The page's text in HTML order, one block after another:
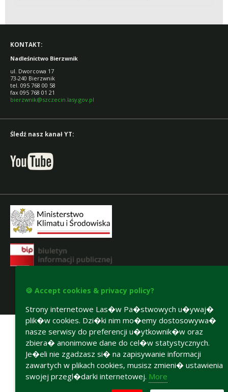
KONTAKT:
Nadleśnictwo Bierzwnik
ul. Dworcowa 17
73-240 Bierzwnik
tel. 095 768 00 58
fax 095 768 01 21
bierzwnik@szczecin.lasy.gov.pl
Śledź nasz kanał YT:
Accesibility declaration
🍪 Accept cookies & privacy policy?
Strony internetowe Las�w Pa�stwowych u�ywaj�
plik�w cookies. Dzi�ki nim mo�emy dostosowywa�
nasze serwisy do preferencji u�ytkownik�w oraz
zbiera� anonimowe dane do cel�w statystycznych.
Je�eli nie zgadzasz si� na zapisywanie informacji
zawartych w plikach cookies, musisz zmieni� ustawienia
swojej przegl�darki internetowej. More